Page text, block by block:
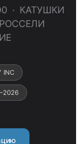
· КАТУШКИ
INC